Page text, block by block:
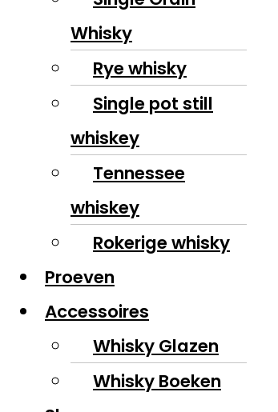
Whisky
Rye whisky
Single pot still
whiskey
Tennessee
whiskey
Rokerige whisky
Proeven
Accessoires
Whisky Glazen
Whisky Boeken